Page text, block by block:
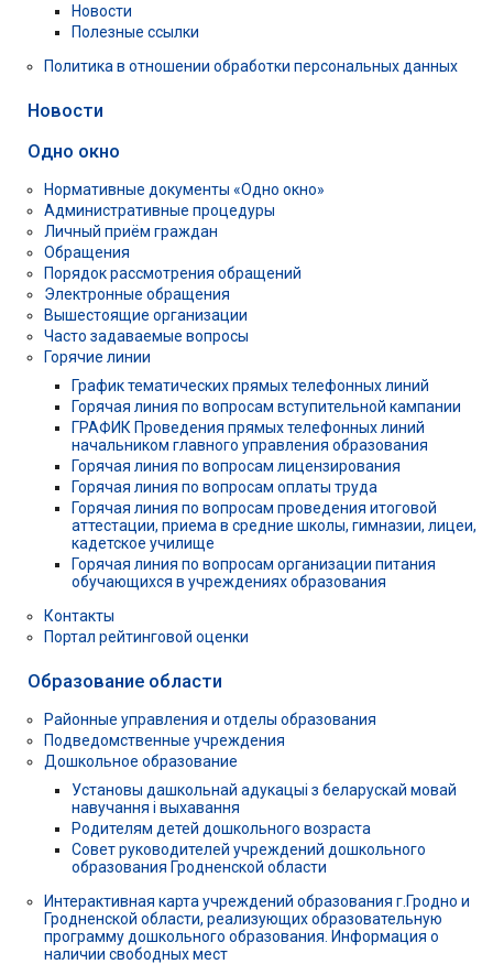
Новости
Полезные ссылки
Политика в отношении обработки персональных данных
Новости
Одно окно
Нормативные документы «Одно окно»
Административные процедуры
Личный приём граждан
Обращения
Порядок рассмотрения обращений
Электронные обращения
Вышестоящие организации
Часто задаваемые вопросы
Горячие линии
График тематических прямых телефонных линий
Горячая линия по вопросам вступительной кампании
ГРАФИК Проведения прямых телефонных линий
начальником главного управления образования
Горячая линия по вопросам лицензирования
Горячая линия по вопросам оплаты труда
Горячая линия по вопросам проведения итоговой
аттестации, приема в средние школы, гимназии, лицеи,
кадетское училище
Горячая линия по вопросам организации питания
обучающихся в учреждениях образования
Контакты
Портал рейтинговой оценки
Образование области
Районные управления и отделы образования
Подведомственные учреждения
Дошкольное образование
Установы дашкольнай адукацыі з беларускай мовай
навучання і выхавання
Родителям детей дошкольного возраста
Совет руководителей учреждений дошкольного
образования Гродненской области
Интерактивная карта учреждений образования г.Гродно и
Гродненской области, реализующих образовательную
программу дошкольного образования. Информация о
наличии свободных мест